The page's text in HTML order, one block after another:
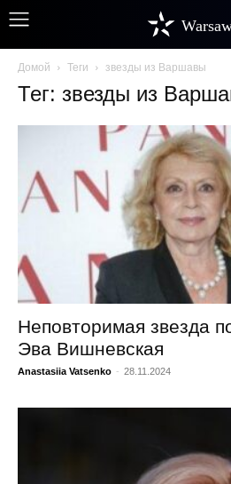
Домой Теги звезды из Варшавы
Тег: звезды из
Неповторимая звезда
Эва Вишневская
Anastasiia Vatsenko - 28.11.2024